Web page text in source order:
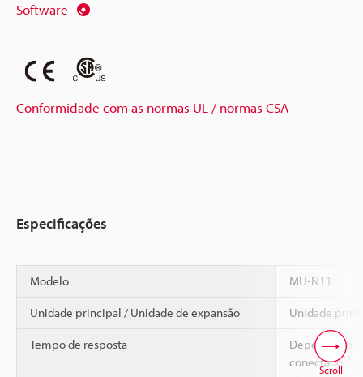
Software
Conformidade com as normas UL / normas CSA
Especificações
Modelo MU-N11
Unidade principal / Unidade de expansão Unidade
Tempo de resposta
Depende do
conectado*1
Scroll